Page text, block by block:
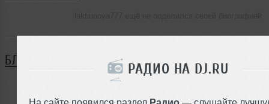
РАДИО НА DJ.RU
На сайте появился раздел Радио — слушайте
БЛОГ